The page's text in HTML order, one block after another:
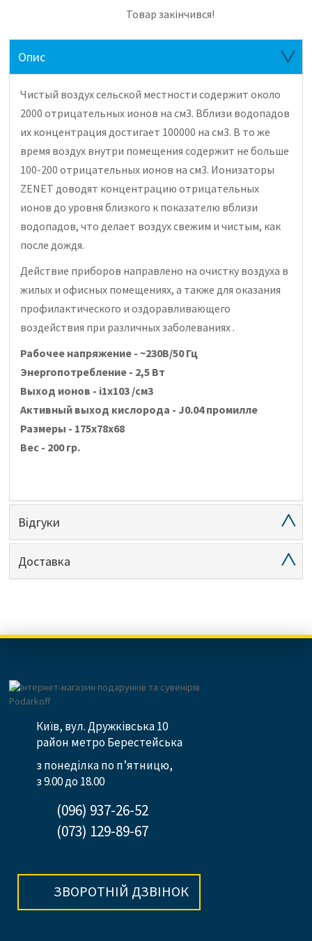
Товар закінчився!
Опис
Чистый воздух сельской местности содержит около
2000 отрицательных ионов на см3. Вблизи водопадов
их концентрация достигает 100000 на см3. В то же
время воздух внутри помещения содержит не больше
100-200 отрицательных ионов на см3. Ионизаторы
ZENET доводят концентрацию отрицательных
ионов до уровня близкого к показателю вблизи
водопадов, что делает воздух свежим и чистым, как
после дождя.
Действие приборов направлено на очистку воздуха в
жилых и офисных помещениях, а также для оказания
профилактического и оздоравливающего
воздействия при различных заболеваниях .
Рабочее напряжение - ~230В/50 Гц
Энергопотребление - 2,5 Вт
Выход ионов - і1х103 /см3
Активный выход кислорода - Ј0.04 промилле
Размеры - 175х78х68
Вес - 200 гр.
Відгуки
Доставка
Київ, вул. Дружківська 10
район метро Берестейська
з понеділка по п’ятницю,
з 9.00 до 18.00
(096) 937-26-52
(073) 129-89-67
ЗВОРОТНІЙ ДЗВІНОК